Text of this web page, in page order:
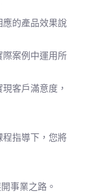
的產品效果說
案例中運用所
客戶滿意度，
指導下，您將
事業之路。